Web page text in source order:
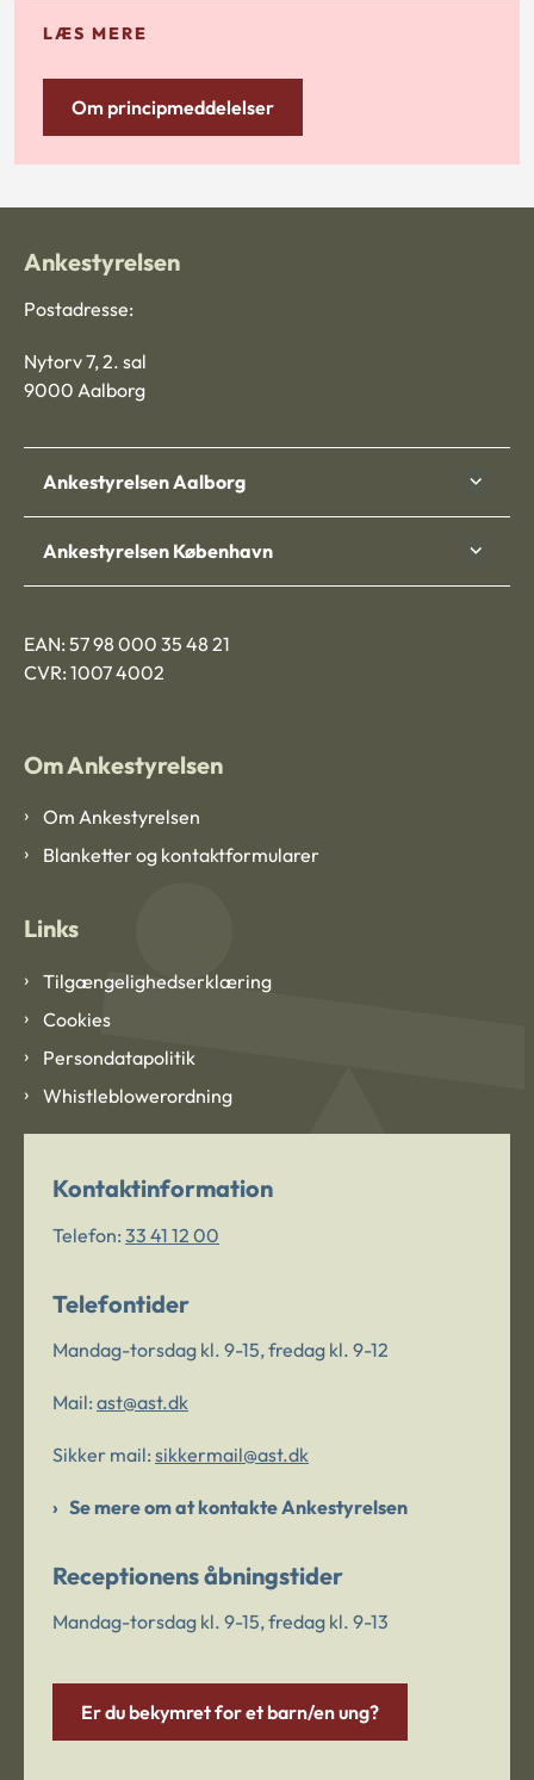
LÆS MERE
Om principmeddelelser
Ankestyrelsen
Postadresse:
Nytorv 7, 2. sal
9000 Aalborg
Ankestyrelsen Aalborg
Ankestyrelsen København
EAN: 57 98 000 35 48 21
CVR: 1007 4002
Om Ankestyrelsen
Om Ankestyrelsen
Blanketter og kontaktformularer
Links
Tilgængelighedserklæring
Cookies
Persondatapolitik
Whistleblowerordning
Kontaktinformation
Telefon: 33 41 12 00
Telefontider
Mandag-torsdag kl. 9-15, fredag kl. 9-12
Mail: ast@ast.dk
Sikker mail: sikkermail@ast.dk
Se mere om at kontakte Ankestyrelsen
Receptionens åbningstider
Mandag-torsdag kl. 9-15, fredag kl. 9-13
Er du bekymret for et barn/en ung?